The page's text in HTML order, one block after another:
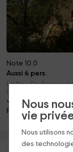
Nous
vie
Nous utilisons
des
Note 10.0
Aussi 6 pers.
La Nou De
Juste 12.9km!
Piscine · Barbecue ·